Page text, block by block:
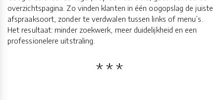
overzichtspagina. Zo vinden klanten in één oogopslag de juiste
afspraaksoort, zonder te verdwalen tussen links of menu’s.
Het resultaat: minder zoekwerk, meer duidelijkheid en een
professionelere uitstraling.